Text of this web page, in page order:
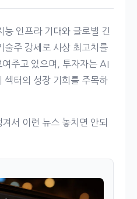
능 인프라 기대와 글로벌 긴
술주 강세로 사상 최고치를
주고 있으며, 투자자는 AI
섹터의 성장 기회를 주목하
서 이런 뉴스 놓치면 안되